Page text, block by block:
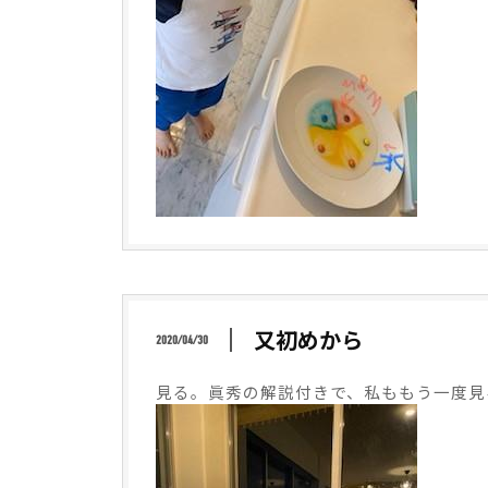
2020/04/30 又初めから
見る。眞秀の解説付きで、私ももう一度